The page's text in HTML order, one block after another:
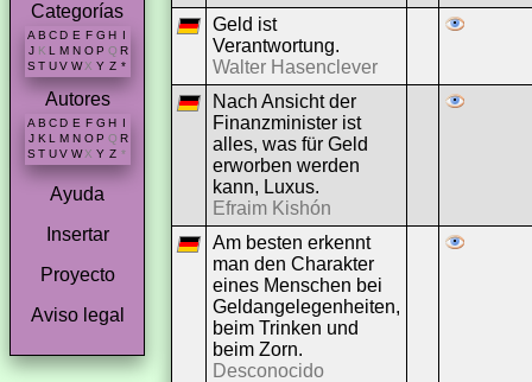
Categorías
A B C D E F G H I
J K L M N O P Q R
S T U V W X Y Z *
Autores
A B C D E F G H
J K L M N O P Q R
S T U V W X Y Z *
Ayuda
Insertar
Proyecto
Aviso legal
Geld ist
Verantwortung.
Walter Hasenclever
Nach Ansicht der
Finanzminister ist
alles, was für Geld
erworben werden
kann, Luxus.
Efraim Kishón
Am besten erkennt
man den Charakter
eines Menschen bei
Geldangelegenheiten,
beim Trinken und
beim Zorn.
Desconocido